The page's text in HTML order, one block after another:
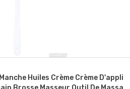
Huiles Crème Crème D'appli